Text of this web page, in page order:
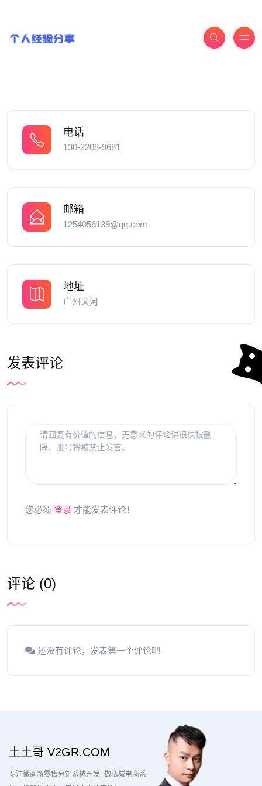
电话
130-2208-9681
邮箱
1254056139@qq.com
地址
广州天河
发表评论
您必须 登录 才能发表评论！
评论 (0)
还没有评论，发表第一个评论吧
土土哥 V2GR.COM
专注微商新零售分销系统开发 做私域电商系